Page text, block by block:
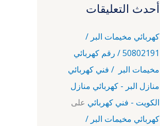
أحدث التعليقات
كهربائي مخيمات البر /
50802191 / رقم كهربائي
مخيمات البر / فني كهربائي
منازل البر - كهربائي منازل
الكويت - فني كهربائي على
كهربائي مخيمات البر /